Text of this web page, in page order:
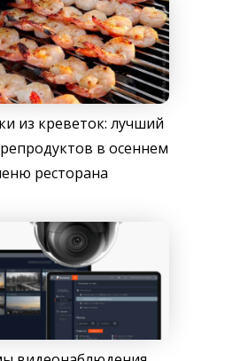
из креветок: лучший
в осеннем
ресторана